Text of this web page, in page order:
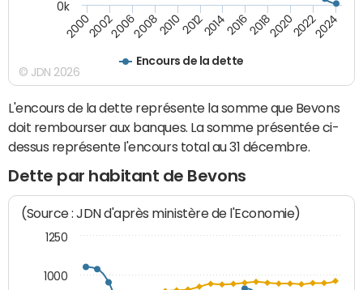
Encours de la dette
200020022006200820102012201420162018202020222024
0k
© JDN 2026
L'encours de la dette représente la somme que Bevons
doit rembourser aux banques. La somme présentée ci-
dessus représente l'encours total au 31 décembre.
Dette par habitant de Bevons
(Source : JDN d'après ministère de l'Economie)
1000
1250